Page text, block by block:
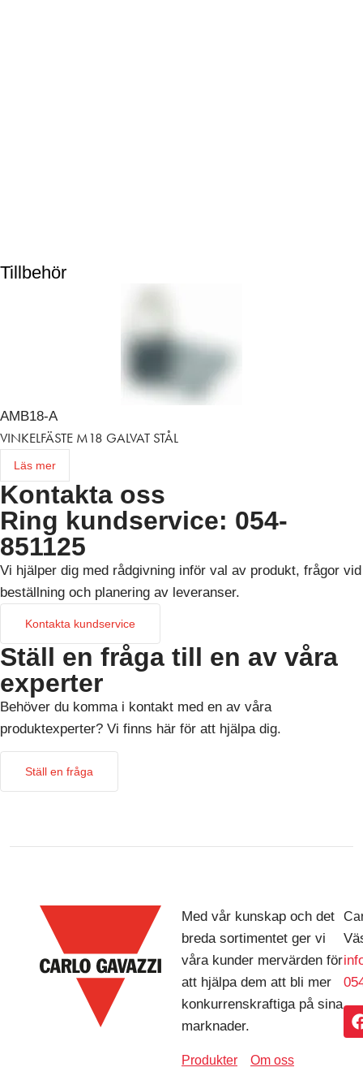
Tillbehör
AMB18-A
VINKELFÄSTE M18 GALVAT STÅL
Läs mer
Kontakta oss
Ring kundservice: 054-
851125
Vi hjälper dig med rådgivning inför val av produkt, frågor vid
beställning och planering av leveranser.
Kontakta kundservice
Ställ en fråga till en av våra
experter
Behöver du komma i kontakt med en av våra
produktexperter? Vi finns här för att hjälpa dig.
Ställ en fråga
Med vår kunskap och det
breda sortimentet ger vi
våra kunder mervärden för
att hjälpa dem att bli mer
konkurrenskraftiga på sina
marknader.
Produkter
Om oss